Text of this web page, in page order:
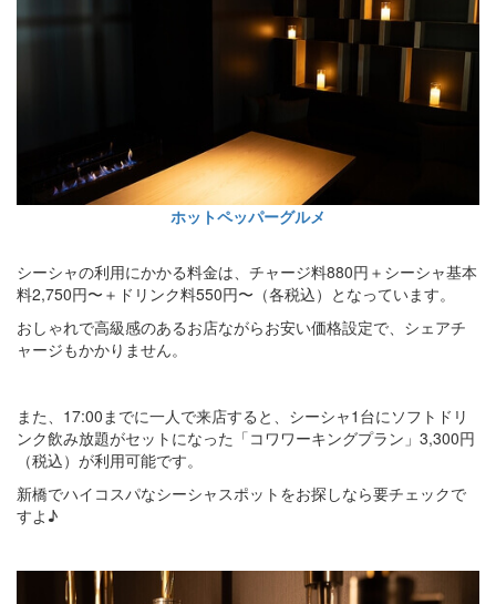
ホットペッパーグルメ
シーシャの利用にかかる料金は、チャージ料880円＋シーシャ基本
料2,750円〜＋ドリンク料550円〜（各税込）となっています。
おしゃれで高級感のあるお店ながらお安い価格設定で、シェアチ
ャージもかかりません。
また、17:00までに一人で来店すると、シーシャ1台にソフトドリ
ンク飲み放題がセットになった「コワワーキングプラン」3,300円
（税込）が利用可能です。
新橋でハイコスパなシーシャスポットをお探しなら要チェックで
すよ♪